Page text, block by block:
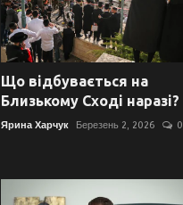
Що відбувається на
Близькому Сході наразі?
Ярина Харчук Березень 2, 2026 0